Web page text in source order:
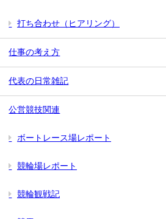
打ち合わせ（ヒアリング）
仕事の考え方
代表の日常雑記
公営競技関連
ボートレース場レポート
競輪場レポート
競輪観戦記